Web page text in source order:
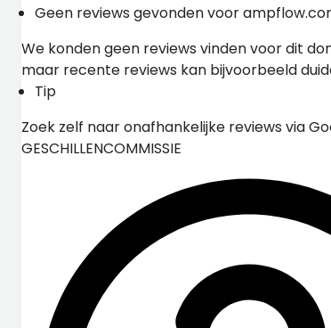
Geen reviews gevonden voor
We konden geen reviews vinden voor dit
maar recente reviews kan bijvoorbeeld
Tip
Zoek zelf naar onafhankelijke reviews via
GESCHILLENCOMMISSIE